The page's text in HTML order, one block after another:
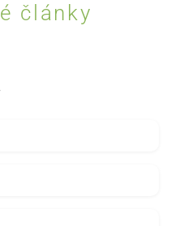
články